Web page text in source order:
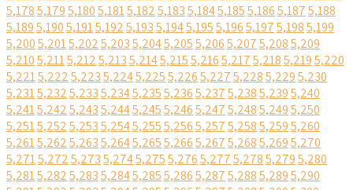
5,1785,1795,1805,1815,1825,1835,1845,1855,1865,1875,188
5,1895,1905,1915,1925,1935,1945,1955,1965,1975,1985,199
5,2005,2015,2025,2035,2045,2055,2065,2075,2085,209
5,2105,2115,2125,2135,2145,2155,2165,2175,2185,2195,220
5,2215,2225,2235,2245,2255,2265,2275,2285,2295,230
5,2315,2325,2335,2345,2355,2365,2375,2385,2395,240
5,2415,2425,2435,2445,2455,2465,2475,2485,2495,250
5,2515,2525,2535,2545,2555,2565,2575,2585,2595,260
5,2615,2625,2635,2645,2655,2665,2675,2685,2695,270
5,2715,2725,2735,2745,2755,2765,2775,2785,2795,280
5,2815,2825,2835,2845,2855,2865,2875,2885,2895,290